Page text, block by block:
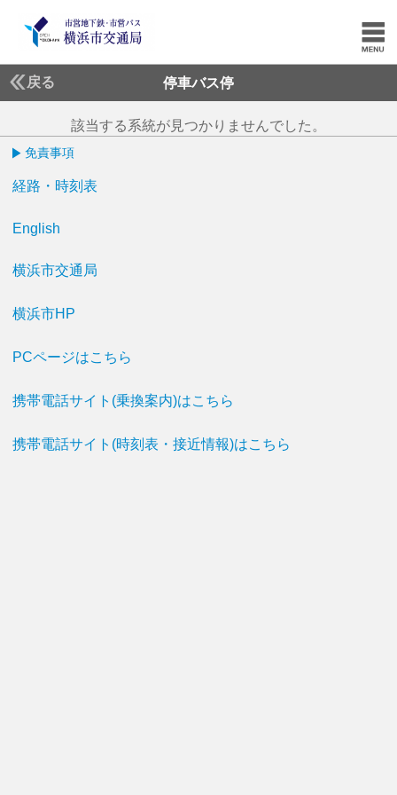
戻る 停車バス停
該当する系統が見つかりませんでした。
免責事項
経路・時刻表
English
横浜市交通局
横浜市HP
PCページはこちら
携帯電話サイト(乗換案内)はこちら
携帯電話サイト(時刻表・接近情報)はこちら